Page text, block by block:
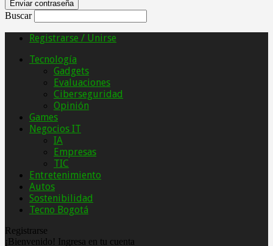
Buscar
Registrarse / Unirse
Tecnología
Gadgets
Evaluaciones
Ciberseguridad
Opinión
Games
Negocios IT
IA
Empresas
TIC
Entretenimiento
Autos
Sostenibilidad
Tecno Bogotá
Registrarse
¡Bienvenido! Ingresa en tu cuenta